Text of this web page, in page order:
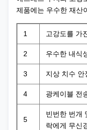
제품에는 우수한 재산
1 고강도를 가
2 우수한 내식
3 지상 치수 안
4 광케이블 전
5
빈번한 번개
락에게 무신